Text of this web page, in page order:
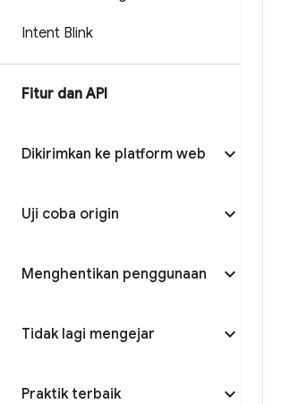
Intent Blink
Fitur dan API
Dikirimkan ke platform web
Uji coba origin
Menghentikan penggunaan
Tidak lagi mengejar
Praktik terbaik